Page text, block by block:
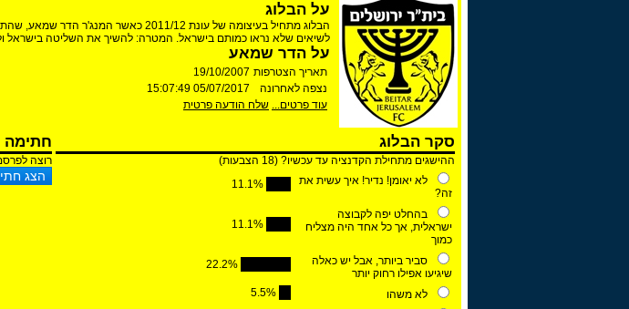
על הבלוג
לשיאים שלא נראו כמותם בישראל. המטרה: להשיך את השליטה בישראל
על הדר שמאע
תאריך הצטרפות 19/10/2007
נצפה לאחרונה
05/07/2017 15:07:49
עוד פרטים... שלח הודעה פרטית
סקר הבלוג
ההישגים מתחילת הקדנציה עד עכשיו? (
18 הצבעות)
לא יאומן! נדיר! איך עשית את
זה?
11.1%
בהחלט יפה לקבוצה
ישראלית, אך כל אחד היה מצליח
כמוך
11.1%
סביר ביותר, אבל יש כאלה
שיגיעו אפילו רחוק יותר
22.2%
לא משהו 5.5%
חתימה
רוצה